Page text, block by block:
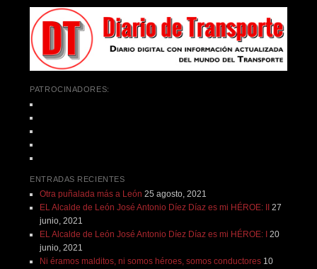
PATROCINADORES:
ENTRADAS RECIENTES
Otra puñalada más a León 25 agosto, 2021
EL Alcalde de León José Antonio Díez Díaz es mi HÉROE: II
27
junio, 2021
EL Alcalde de León José Antonio Díez Díaz es mi HÉROE: I
20
junio, 2021
Ni éramos malditos, ni somos héroes, somos conductores 10